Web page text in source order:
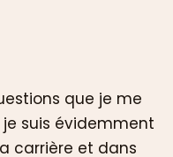
que je me
suis évidemment
carrière et dans